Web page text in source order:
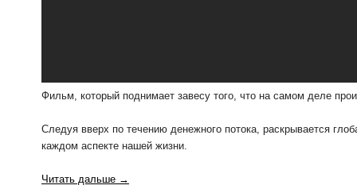
Фильм, который поднимает завесу того, что на самом деле
Следуя вверх по течению денежного потока, раскрывается
каждом аспекте нашей жизни.
Читать дальше →